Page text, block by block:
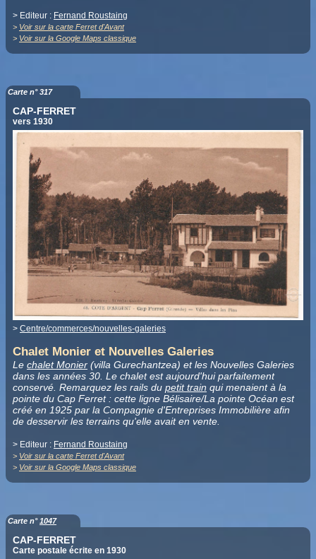
> Editeur : Fernand Roustaing
> Voir sur la carte Ferret d'Avant
> Voir sur la Google Maps classique
Carte n° 317
CAP-FERRET
vers 1930
> Centre/commerces/nouvelles-galeries
Chalet Monier et Nouvelles Galeries
Le chalet Monier (villa Gurechantzea) et les Nouvelles Galeries
dans les années 30. Le chalet est aujourd'hui parfaitement
conservé. Remarquez les rails du petit train qui menaient à la
pointe du Cap Ferret : cette ligne Bélisaire/La pointe Océan est
créé en 1925 par la Compagnie d'Entreprises Immobilière afin
de desservir les terrains qu'elle avait en vente.
> Editeur : Fernand Roustaing
> Voir sur la carte Ferret d'Avant
> Voir sur la Google Maps classique
Carte n°1047
CAP-FERRET
Carte postale écrite en 1930